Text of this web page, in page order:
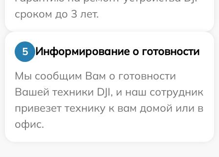
сроком до 3 лет.
5
Информирование о готовности
Мы сообщим Вам о готовности
Вашей техники DJI, и наш сотрудник
привезет технику к вам домой или в
офис.